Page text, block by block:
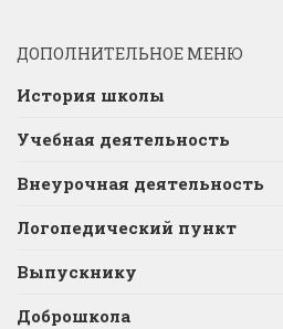
ДОПОЛНИТЕЛЬНОЕ МЕНЮ
История школы
Учебная деятельность
Внеурочная деятельность
Логопедический пункт
Выпускнику
Доброшкола